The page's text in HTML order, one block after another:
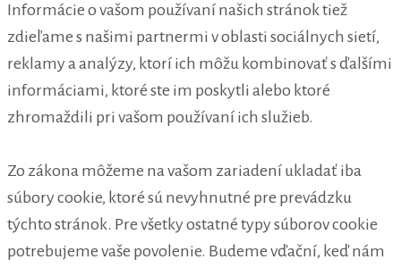
Informácie o vašom používaní našich stránok tiež
zdieľame s našimi partnermi v oblasti sociálnych sietí,
reklamy a analýzy, ktorí ich môžu kombinovať s ďalšími
informáciami, ktoré ste im poskytli alebo ktoré
zhromaždili pri vašom používaní ich služieb.
Zo zákona môžeme na vašom zariadení ukladať iba
súbory cookie, ktoré sú nevyhnutné pre prevádzku
týchto stránok. Pre všetky ostatné typy súborov cookie
potrebujeme vaše povolenie. Budeme vďační, keď nám